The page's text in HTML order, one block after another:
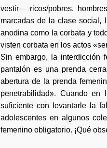
vestir —ricos/pobres,
marcadas de la clase social,
anodina como la corbata y
visten corbata en los actos
Sin embargo, la interdicción
pantalón es una prenda
abertura de la prenda
penetrabilidad». Cuando
suficiente con levantarle la
adolescentes en algunos
femenino obligatorio. ¡Qué